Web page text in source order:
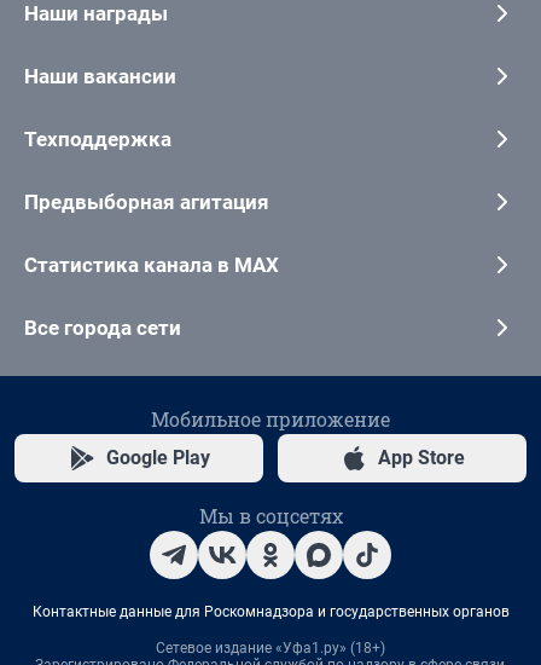
Наши награды
Наши вакансии
Техподдержка
Предвыборная агитация
Статистика канала в MAX
Все города сети
Мобильное приложение
Google Play App Store
Мы в соцсетях
Контактные данные для Роскомнадзора и государственных органов
Сетевое издание «Уфа1.ру» (18+)